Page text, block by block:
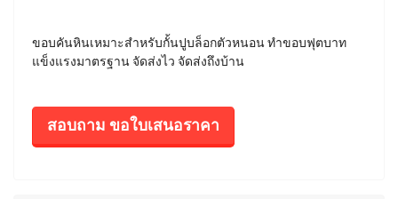
ขอบคันหินเหมาะสำหรับกั้นปูบล็อกตัวหนอน ทำขอบฟุตบาท
แข็งแรงมาตรฐาน จัดส่งไว จัดส่งถึงบ้าน
สอบถาม ขอใบเสนอราคา